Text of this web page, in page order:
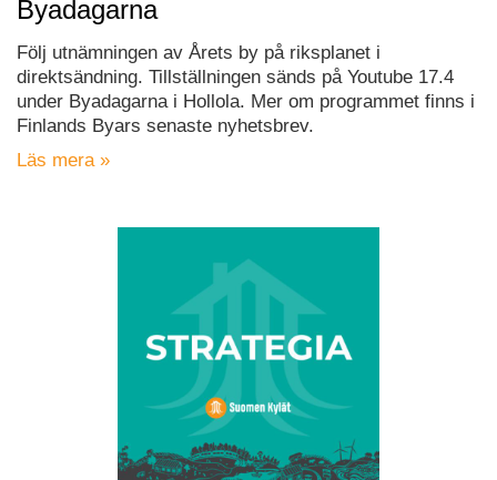
Byadagarna
Följ utnämningen av Årets by på riksplanet i
direktsändning. Tillställningen sänds på Youtube 17.4
under Byadagarna i Hollola. Mer om programmet finns i
Finlands Byars senaste nyhetsbrev.
Läs mera »